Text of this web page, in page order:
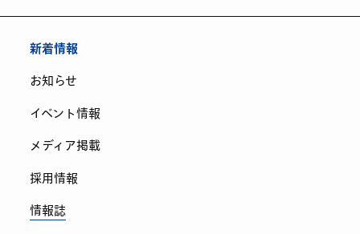
新着情報
お知らせ
イベント情報
メディア掲載
採用情報
情報誌